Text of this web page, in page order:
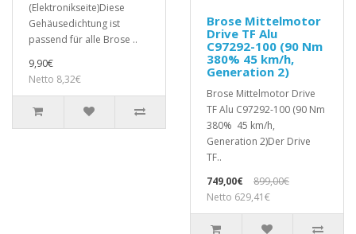
(Elektronikseite)Diese
Gehäusedichtung ist
passend für alle Brose ..
9,90€
Netto 8,32€
Brose Mittelmotor
Drive TF Alu
C97292-100 (90 Nm
380% 45 km/h,
Generation 2)
Brose Mittelmotor Drive
TF Alu C97292-100 (90 Nm
380% 45 km/h,
Generation 2)Der Drive
TF..
749,00€
899,00€
Netto 629,41€